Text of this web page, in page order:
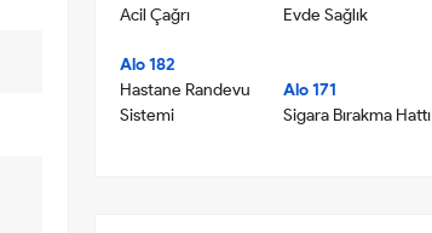
Acil Çağrı
Evde Sağlık
Alo 182
Hastane Randevu
Sistemi
Alo 171
Sigara Bırakma Hattı